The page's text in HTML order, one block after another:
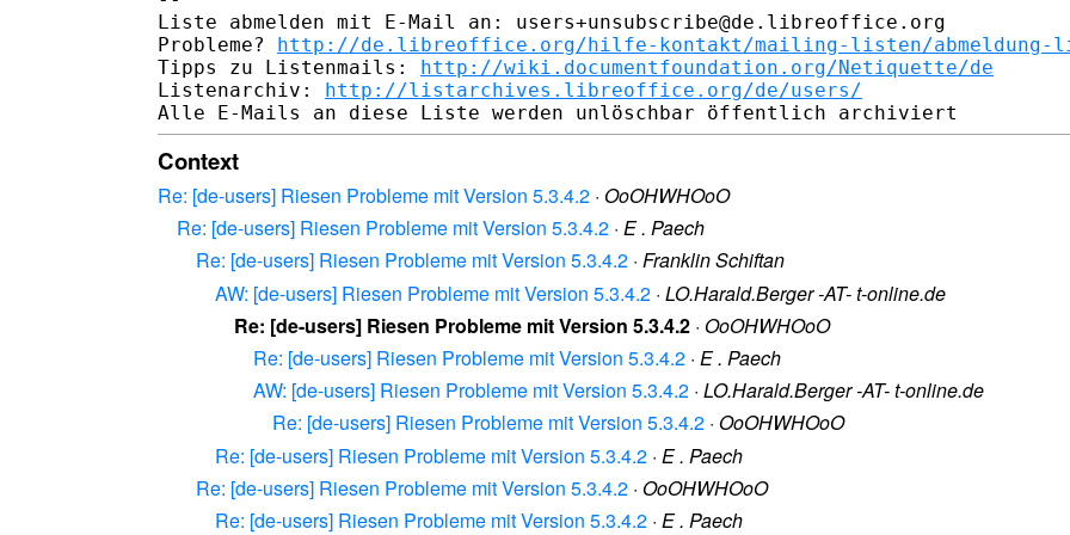
Liste abmelden mit E-Mail an: users+unsubscribe@de.libreoffice.org
Probleme? http://de.libreoffice.org/hilfe-kontakt/mailing-listen/abmeldung-
Tipps zu Listenmails: http://wiki.documentfoundation.org/Netiquette/de
Listenarchiv: http://listarchives.libreoffice.org/de/users/
Context
Re: [de-users] Riesen Probleme mit Version 5.3.4.2 · OoOHWHOoO
Re: [de-users] Riesen Probleme mit Version 5.3.4.2 · E . Paech
Re: [de-users] Riesen Probleme mit Version 5.3.4.2 · Franklin Schiftan
AW: [de-users] Riesen Probleme mit Version 5.3.4.2 · LO.Harald.Berger -AT- t-online.de
Re: [de-users] Riesen Probleme mit Version 5.3.4.2 · OoOHWHOoO
Re: [de-users] Riesen Probleme mit Version 5.3.4.2 · E . Paech
AW: [de-users] Riesen Probleme mit Version 5.3.4.2 · LO.Harald.Berger -AT- t-online.de
Re: [de-users] Riesen Probleme mit Version 5.3.4.2 · OoOHWHOoO
Re: [de-users] Riesen Probleme mit Version 5.3.4.2 · E . Paech
Re: [de-users] Riesen Probleme mit Version 5.3.4.2 · OoOHWHOoO
Re: [de-users] Riesen Probleme mit Version 5.3.4.2 · E . Paech